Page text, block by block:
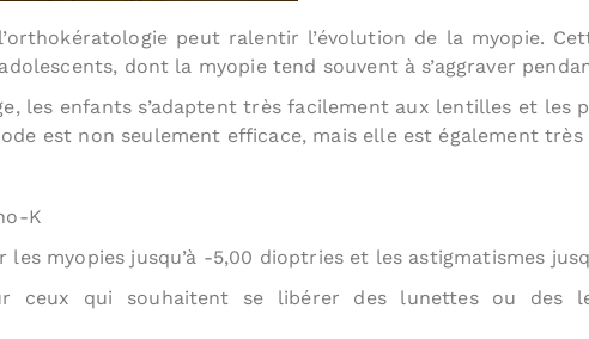
peut ralentir l’évolution de la myopie.
dont la myopie tend souvent à s’aggraver
les enfants s’adaptent très facilement aux lentilles et les
est non seulement efficace, mais elle est également
K
myopies jusqu’à -5,00 dioptries et les astigmatismes
ceux qui souhaitent se libérer des lunettes ou des